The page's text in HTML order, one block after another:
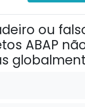
ou
ABAP